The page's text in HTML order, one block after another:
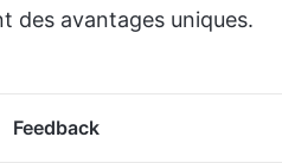
des avantages uniques.
Feedback